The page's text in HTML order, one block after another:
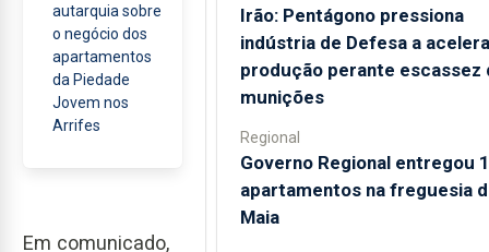
autarquia sobre
o negócio dos
apartamentos
da Piedade
Jovem nos
Arrifes
Em comunicado,
Irão: Pentágono pressiona
indústria de Defesa a
produção perante escassez
munições
Regional
Governo Regional entregou
apartamentos na freguesia
Maia